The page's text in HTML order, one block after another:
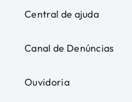
Central de ajuda
Canal de Denúncias
Ouvidoria